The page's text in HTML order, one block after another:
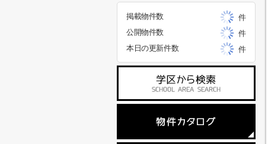
掲載物件数
件
公開物件数
件
本日の更新件数
件